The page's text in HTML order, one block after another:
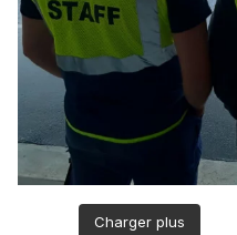
Charger plus